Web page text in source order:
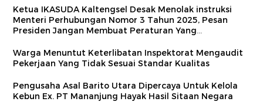
Ketua IKASUDA Kaltengsel Desak Menolak instruksi
Menteri Perhubungan Nomor 3 Tahun 2025, Pesan
Presiden Jangan Membuat Peraturan Yang
Warga Menuntut Keterlibatan Inspektorat Mengaudit
Pekerjaan Yang Tidak Sesuai Standar Kualitas
Pengusaha Asal Barito Utara Dipercaya Untuk Kelola
Kebun Ex. PT Mananjung Hayak Hasil Sitaan Negara